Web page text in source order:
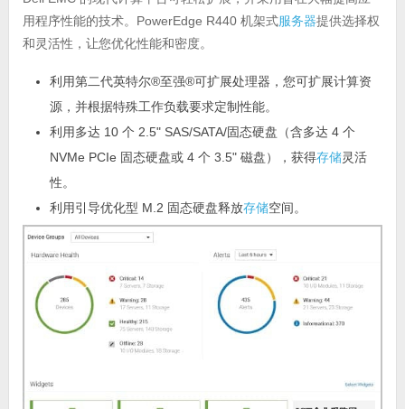
用程序性能的技术。PowerEdge R440 机架式服务器提供选择权
和灵活性，让您优化性能和密度。
利用第二代英特尔®至强®可扩展处理器，您可扩展计算资
源，并根据特殊工作负载要求定制性能。
利用多达 10 个 2.5" SAS/SATA/固态硬盘（含多达 4 个
NVMe PCIe 固态硬盘或 4 个 3.5" 磁盘），获得存储灵活
性。
利用引导优化型 M.2 固态硬盘释放存储空间。